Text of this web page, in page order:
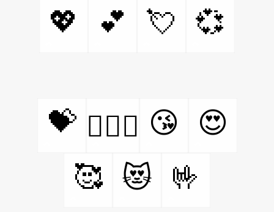
💖 💕 💘 💞
💝 👩‍❤️‍👨 😘
😍
🥰
😻 🤟